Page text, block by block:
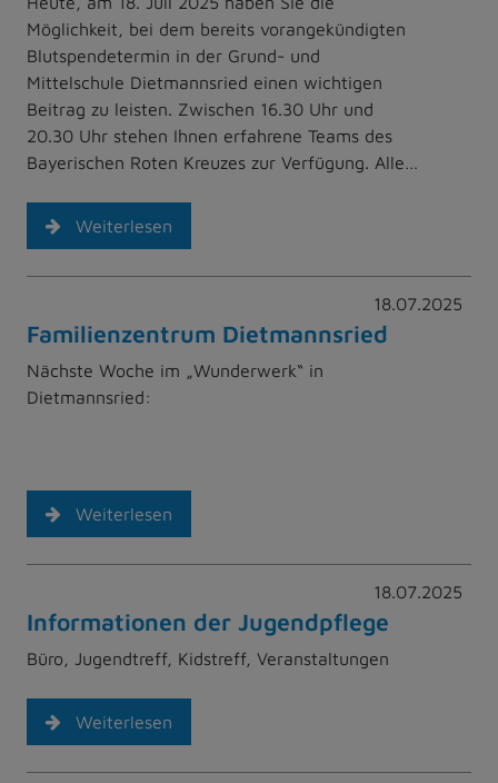
Möglichkeit, bei dem bereits vorangekündigten
Blutspendetermin in der Grund- und
Mittelschule Dietmannsried einen wichtigen
Beitrag zu leisten. Zwischen 16.30 Uhr und
20.30 Uhr stehen Ihnen erfahrene Teams des
Bayerischen Roten Kreuzes zur Verfügung. Alle…
Weiterlesen
18.07.2025
Familienzentrum Dietmannsried
Nächste Woche im „Wunderwerk“ in
Dietmannsried:
Weiterlesen
18.07.2025
Informationen der Jugendpflege
Büro, Jugendtreff, Kidstreff, Veranstaltungen
Weiterlesen